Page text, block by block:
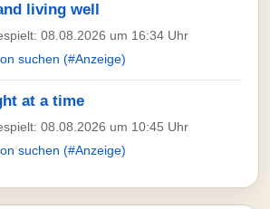
living well
08.08.2026 um 16:34 Uhr
suchen (#Anzeige)
at a time
08.08.2026 um 10:45 Uhr
suchen (#Anzeige)